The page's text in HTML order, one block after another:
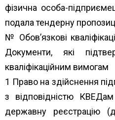
фізична особа-
подала тендерну
№ Обов’язкові
Документи, які
кваліфікаційним вимогам
1 Право на здійснення
з відповідністю
державну реєстрацію